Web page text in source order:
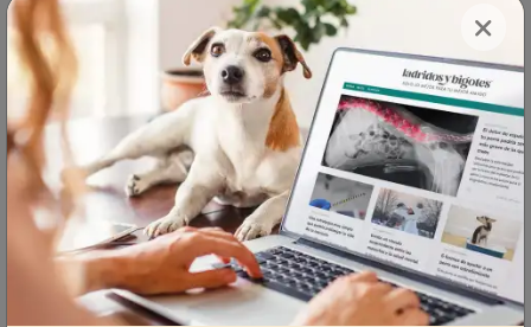
Es mejor averiguar por qué las heces de tu
mascota tienen ese olor tan desagradable.
Por lo regular, esto se debe a una
alimentación a base de ingredientes que no
son adecuados para su especie.
Además, el extracto de yuca contiene
saponinas, que son antinutrientes que
interfieren con la absorción de nutrientes
×